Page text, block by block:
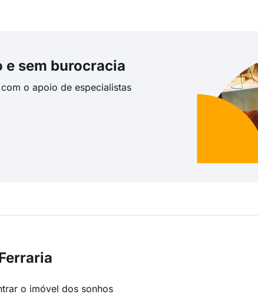
e sem burocracia
o apoio de especialistas
o imóvel dos sonhos